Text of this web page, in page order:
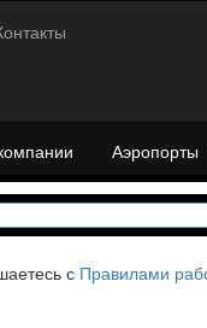
Аэропорты
с Правилами